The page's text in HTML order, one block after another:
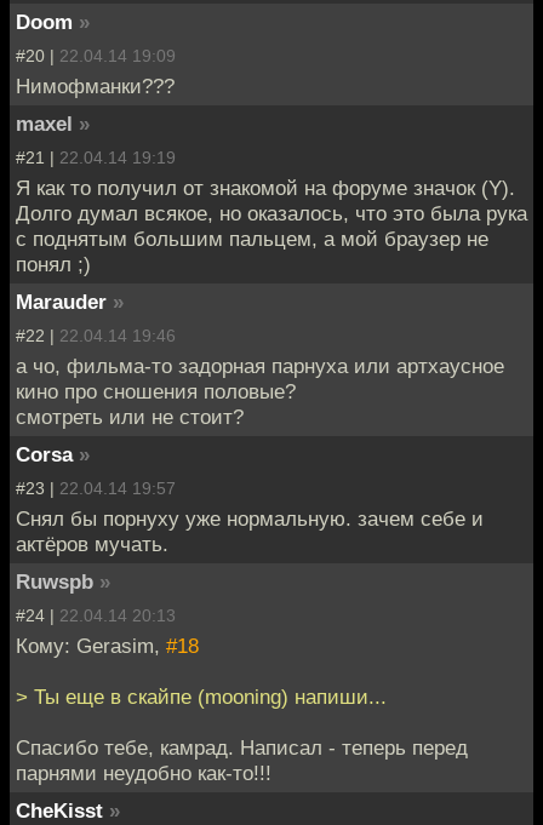
Doom »
#20 | 22.04.14 19:09
Нимофманки???
maxel »
#21 | 22.04.14 19:19
Я как то получил от знакомой на форуме значок (Y).
Долго думал всякое, но оказалось, что это была рука
с поднятым большим пальцем, а мой браузер не
понял ;)
Marauder »
#22 | 22.04.14 19:46
а чо, фильма-то задорная парнуха или артхаусное
кино про сношения половые?
смотреть или не стоит?
Corsa »
#23 | 22.04.14 19:57
Снял бы порнуху уже нормальную. зачем себе и
актёров мучать.
Ruwspb »
#24 | 22.04.14 20:13
Кому: Gerasim, #18
> Ты еще в скайпе (mooning) напиши...
Спасибо тебе, камрад. Написал - теперь перед
парнями неудобно как-то!!!
CheKisst »